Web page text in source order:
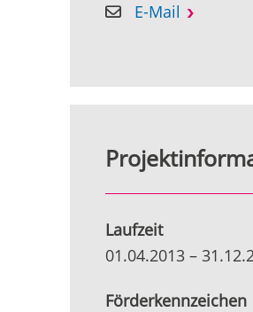
E-Mail
Laufzeit
01.04.2013–
Förderkennzeichen